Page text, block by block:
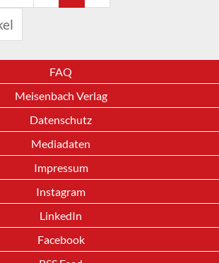
FAQ
Meisenbach Verlag
Datenschutz
Mediadaten
Impressum
Instagram
LinkedIn
Facebook